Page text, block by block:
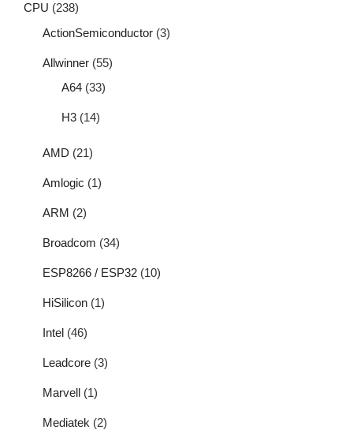
CPU (238)
ActionSemiconductor (3)
Allwinner (55)
A64 (33)
H3 (14)
AMD (21)
Amlogic (1)
ARM (2)
Broadcom (34)
ESP8266 / ESP32 (10)
HiSilicon (1)
Intel (46)
Leadcore (3)
Marvell (1)
Mediatek (2)